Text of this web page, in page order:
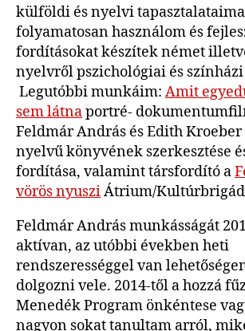
külföldi és nyelvi
folyamatosan használom és
fordításokat készítek német
nyelvről pszichológiai és színházi
Legutóbbi munkáim: Amit
sem látnaportré-
Feldmár András és Edith
nyelvű könyvének szerkesztése
fordítása, valamint társfordító a
vörös nyusziÁtrium/Kultúrbrigád
Feldmár András munkásságát
aktívan, az utóbbi években heti
rendszerességgel van
dolgozni vele. 2014-től a hozzá
Menedék Program önkéntese
nagyon sokat tanultam arról,